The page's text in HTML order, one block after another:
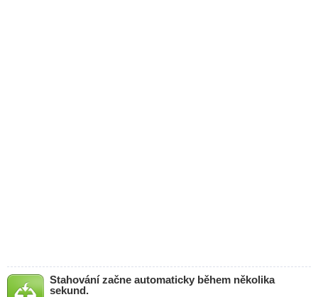
Stahování začne automaticky během několika
sekund.